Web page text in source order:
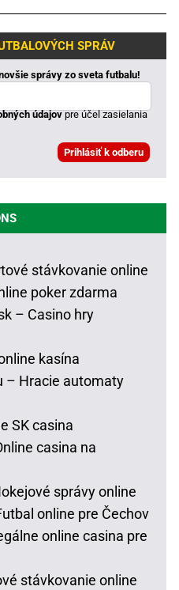
SPRÁV
správy zo sveta futbalu!
údajovpre účel zasielania
stávkovanie online
poker zdarma
– Casino hry
kasína
– Hracie automaty
SK casina
casina na
správy online
online pre Čechov
online casina pre
stávkovanie online